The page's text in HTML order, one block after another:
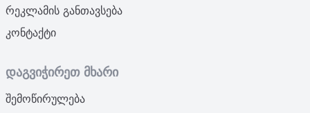
რეკლამის განთავსება
კონტაქტი
დაგვიჭირეთ მხარი
შემოწირულება